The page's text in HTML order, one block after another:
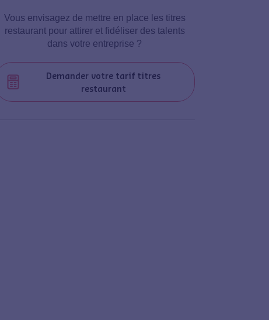
Vous envisagez de mettre en place les titres
restaurant pour attirer et fidéliser des talents
dans votre entreprise ?
Demander votre tarif titres
restaurant